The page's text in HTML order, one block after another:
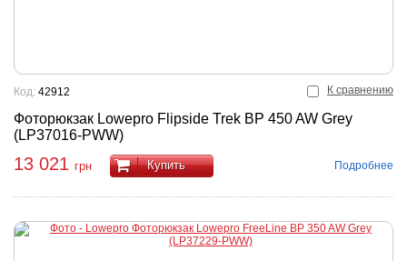
К сравнению
Фоторюкзак Lowepro Flipside Trek BP 450 AW Grey
(LP37016-PWW)
Код: 42912
13 021 грн Купить Подробнее